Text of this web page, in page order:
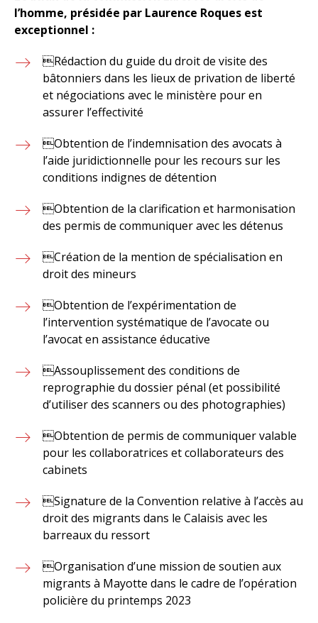
l’homme, présidée par Laurence Roques est
exceptionnel :
Rédaction du guide du droit de visite des
bâtonniers dans les lieux de privation de liberté
et négociations avec le ministère pour en
assurer l’effectivité
Obtention de l’indemnisation des avocats à
l’aide juridictionnelle pour les recours sur les
conditions indignes de détention
Obtention de la clarification et harmonisation
des permis de communiquer avec les détenus
Création de la mention de spécialisation en
droit des mineurs
Obtention de l’expérimentation de
l’intervention systématique de l’avocate ou
l’avocat en assistance éducative
Assouplissement des conditions de
reprographie du dossier pénal (et possibilité
d’utiliser des scanners ou des photographies)
Obtention de permis de communiquer valable
pour les collaboratrices et collaborateurs des
cabinets
Signature de la Convention relative à l’accès au
droit des migrants dans le Calaisis avec les
barreaux du ressort
Organisation d’une mission de soutien aux
migrants à Mayotte dans le cadre de l’opération
policière du printemps 2023